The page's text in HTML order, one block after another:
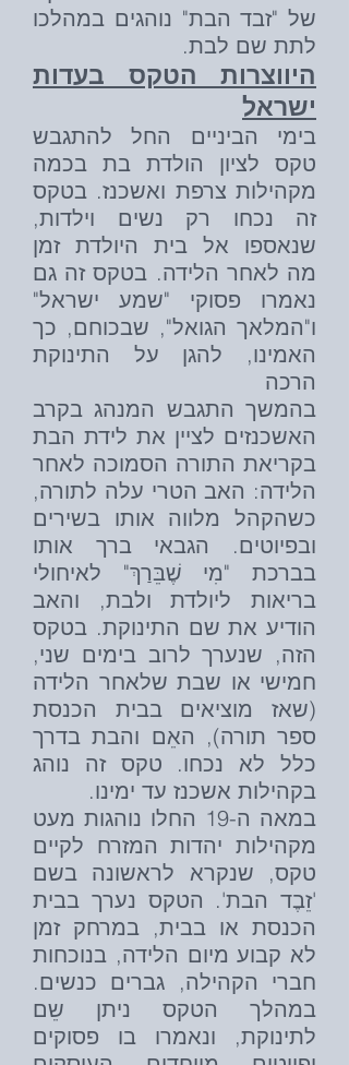
של "זבד הבת" נוהגים במהלכו
לתת שם לבת.
היווצרות הטקס בעדות
ישראל
בימי הביניים החל להתגבש
טקס לציון הולדת בת בכמה
מקהילות צרפת ואשכנז. בטקס
זה נכחו רק נשים וילדות,
שנאספו אל בית היולדת זמן
מה לאחר הלידה. בטקס זה גם
נאמרו פסוקי "שמע ישראל"
ו"המלאך הגואל", שבכוחם, כך
האמינו, להגן על התינוקת
הרכה
בהמשך התגבש המנהג בקרב
האשכנזים לציין את לידת הבת
בקריאת התורה הסמוכה לאחר
הלידה: האב הטרי עלה לתורה,
כשהקהל מלווה אותו בשירים
ובפיוטים. הגבאי ברך אותו
בברכת "מִי שֶׁבֵּרַךְ" לאיחולי
בריאות ליולדת ולבת, והאב
הודיע את שם התינוקת. בטקס
הזה, שנערך לרוב בימים שני,
חמישי או שבת שלאחר הלידה
(שאז מוציאים בבית הכנסת
ספר תורה), האֵם והבת בדרך
כלל לא נכחו. טקס זה נוהג
בקהילות אשכנז עד ימינו.
במאה ה-19 החלו נוהגות מעט
מקהילות יהדות המזרח לקיים
טקס, שנקרא לראשונה בשם
'זֵבֶד הבת'. הטקס נערך בבית
הכנסת או בבית, במרחק זמן
לא קבוע מיום הלידה, בנוכחות
חברי הקהילה, גברים כנשים.
במהלך הטקס ניתן שֵם
לתינוקת, ונאמרו בו פסוקים